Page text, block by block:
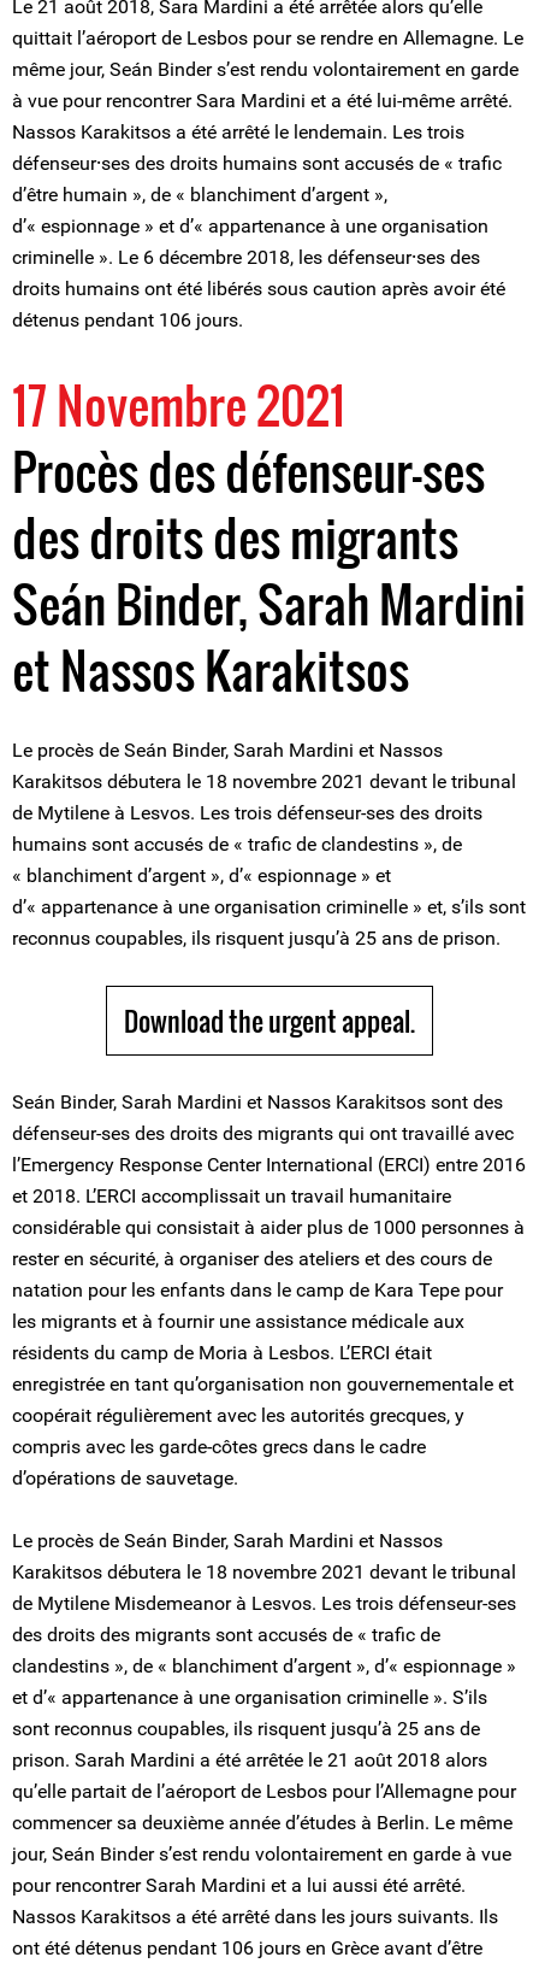
Le 21 août 2018, Sara Mardini a été arrêtée alors qu’elle
quittait l’aéroport de Lesbos pour se rendre en Allemagne. Le
même jour, Seán Binder s’est rendu volontairement en garde
à vue pour rencontrer Sara Mardini et a été lui-même arrêté.
Nassos Karakitsos a été arrêté le lendemain. Les trois
défenseur⸱ses des droits humains sont accusés de « trafic
d’être humain », de « blanchiment d’argent »,
d’« espionnage » et d’« appartenance à une organisation
criminelle ». Le 6 décembre 2018, les défenseur⸱ses des
droits humains ont été libérés sous caution après avoir été
détenus pendant 106 jours.
17 Novembre 2021
Procès des défenseur-ses
des droits des migrants
Seán Binder, Sarah Mardini
et Nassos Karakitsos
Le procès de Seán Binder, Sarah Mardini et Nassos
Karakitsos débutera le 18 novembre 2021 devant le tribunal
de Mytilene à Lesvos. Les trois défenseur-ses des droits
humains sont accusés de « trafic de clandestins », de
« blanchiment d’argent », d’« espionnage » et
d’« appartenance à une organisation criminelle » et, s’ils sont
reconnus coupables, ils risquent jusqu’à 25 ans de prison.
Download the urgent appeal.
Seán Binder, Sarah Mardini et Nassos Karakitsos sont des
défenseur-ses des droits des migrants qui ont travaillé avec
l’Emergency Response Center International (ERCI) entre 2016
et 2018. L’ERCI accomplissait un travail humanitaire
considérable qui consistait à aider plus de 1000 personnes à
rester en sécurité, à organiser des ateliers et des cours de
natation pour les enfants dans le camp de Kara Tepe pour
les migrants et à fournir une assistance médicale aux
résidents du camp de Moria à Lesbos. L’ERCI était
enregistrée en tant qu’organisation non gouvernementale et
coopérait régulièrement avec les autorités grecques, y
compris avec les garde-côtes grecs dans le cadre
d’opérations de sauvetage.
Le procès de Seán Binder, Sarah Mardini et Nassos
Karakitsos débutera le 18 novembre 2021 devant le tribunal
de Mytilene Misdemeanor à Lesvos. Les trois défenseur-ses
des droits des migrants sont accusés de « trafic de
clandestins », de « blanchiment d’argent », d’« espionnage »
et d’« appartenance à une organisation criminelle ». S’ils
sont reconnus coupables, ils risquent jusqu’à 25 ans de
prison. Sarah Mardini a été arrêtée le 21 août 2018 alors
qu’elle partait de l’aéroport de Lesbos pour l’Allemagne pour
commencer sa deuxième année d’études à Berlin. Le même
jour, Seán Binder s’est rendu volontairement en garde à vue
pour rencontrer Sarah Mardini et a lui aussi été arrêté.
Nassos Karakitsos a été arrêté dans les jours suivants. Ils
ont été détenus pendant 106 jours en Grèce avant d’être